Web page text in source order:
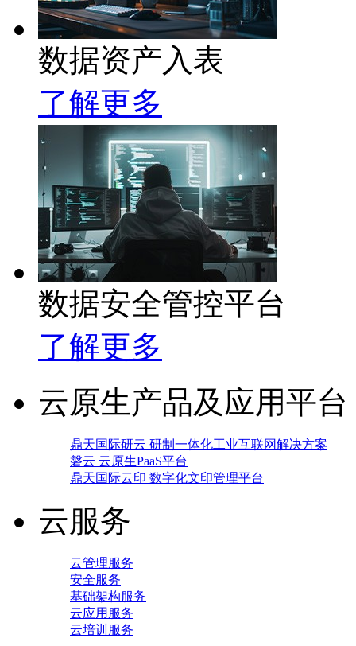
数据资产入表
了解更多
数据安全管控平台
了解更多
云原生产品及应用平台
鼎天国际研云 研制一体化工业互联网解决方案
磐云 云原生PaaS平台
鼎天国际云印 数字化文印管理平台
云服务
云管理服务
安全服务
基础架构服务
云应用服务
云培训服务